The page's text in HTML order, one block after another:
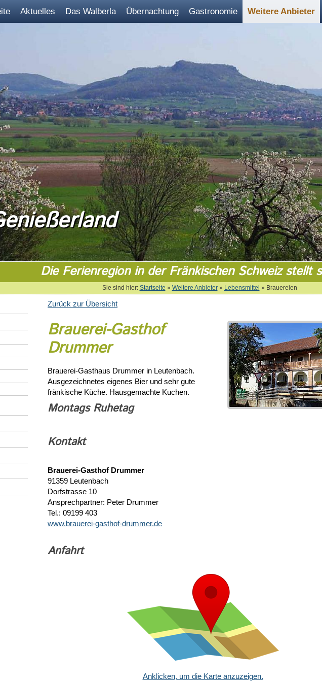
Aktuelles Das Walberla Übernachtung Gastronomie Weitere Anbieter
Die Ferienregion in der Fränkischen Schweiz stellt
Sie sind hier: Startseite » Weitere Anbieter» Lebensmittel » Brauereien
Zurück zur Übersicht
Brauerei-Gasthof
Drummer
Brauerei-Gasthaus Drummer in Leutenbach.
Ausgezeichnetes eigenes Bier und sehr gute
fränkische Küche. Hausgemachte Kuchen.
Montags Ruhetag
Kontakt
Brauerei-Gasthof Drummer
91359 Leutenbach
Dorfstrasse 10
Ansprechpartner: Peter Drummer
Tel.: 09199 403
www.brauerei-gasthof-drummer.de
Anfahrt
Anklicken, um die Karte anzuzeigen.